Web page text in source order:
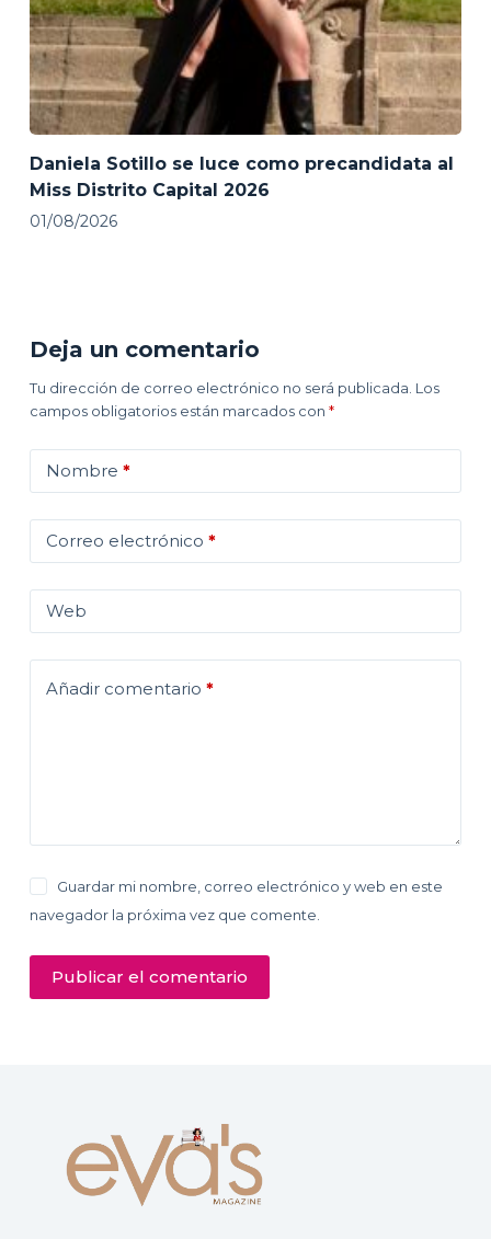
Daniela Sotillo se luce como precandidata al
Miss Distrito Capital 2026
01/08/2026
Deja un comentario
Tu dirección de correo electrónico no será publicada. Los
campos obligatorios están marcados con *
Nombre *
Correo electrónico *
Web
Añadir comentario *
Guardar mi nombre, correo electrónico y web en este
navegador la próxima vez que comente.
Publicar el comentario